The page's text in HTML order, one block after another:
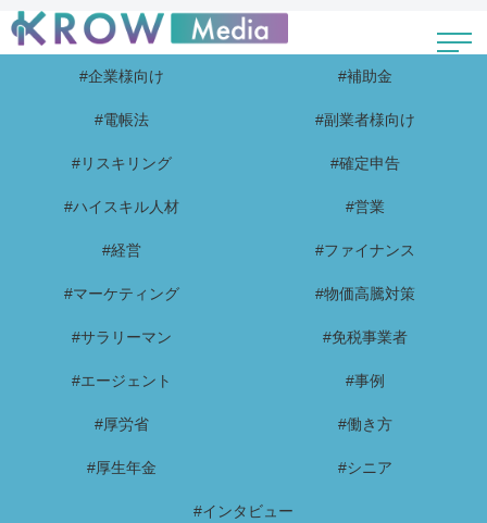
#企業様向け #補助金
#電帳法 #副業者様向け
#リスキリング #確定申告
#ハイスキル人材 #営業
#経営 #ファイナンス
#マーケティング #物価高騰対策
#サラリーマン #免税事業者
#エージェント #事例
#厚労省 #働き方
#厚生年金 #シニア
#インタビュー